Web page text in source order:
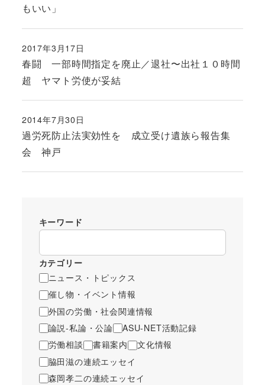
もいい」
春闘 一部時間指定を廃止／退社〜出社１０時間
超 ヤマト労使が妥結
投稿日
2017年3月17日
過労死防止法実効性を 成立受け遺族ら報告集
会 神戸
投稿日
2014年7月30日
キーワード
カテゴリー
ニュース・トピックス
催し物・イベント情報
外国の労働・社会関連情報
論説-私論・公論
ASU-NET活動記録
労働相談
書籍案内
文化情報
脇田滋の連続エッセイ
森岡孝二の連続エッセイ